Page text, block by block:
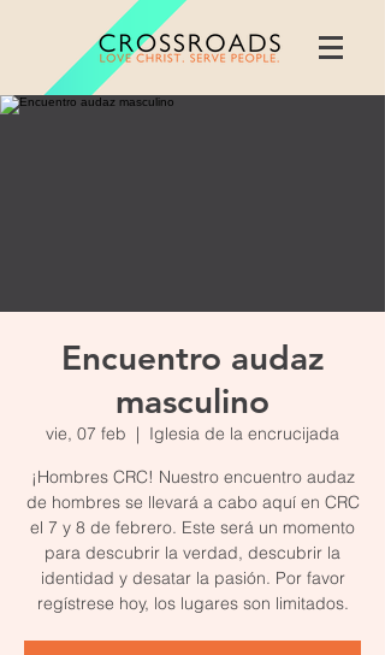
Encuentro audaz
masculino
vie, 07 feb
  |
Iglesia de la encrucijada
¡Hombres CRC! Nuestro encuentro audaz
de hombres se llevará a cabo aquí en CRC
el 7 y 8 de febrero. Este será un momento
para descubrir la verdad, descubrir la
identidad y desatar la pasión. Por favor
regístrese hoy, los lugares son limitados.